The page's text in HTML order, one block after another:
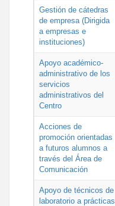
Gestión de cátedras
de empresa (Dirigida
a empresas e
instituciones)
Apoyo académico-
administrativo de los
servicios
administrativos del
Centro
Acciones de
promoción orientadas
a futuros alumnos a
través del Área de
Comunicación
Apoyo de técnicos de
laboratorio a prácticas